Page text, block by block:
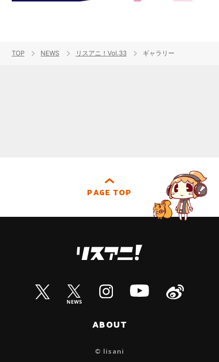
TOP NEWS リスアニ！Vol.33 ギャラリー
PAGE TOP
ABOUT
© lisani